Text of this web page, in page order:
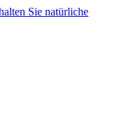
Sie natürliche